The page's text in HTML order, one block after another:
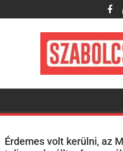
to
Érdemes volt kerülni, az